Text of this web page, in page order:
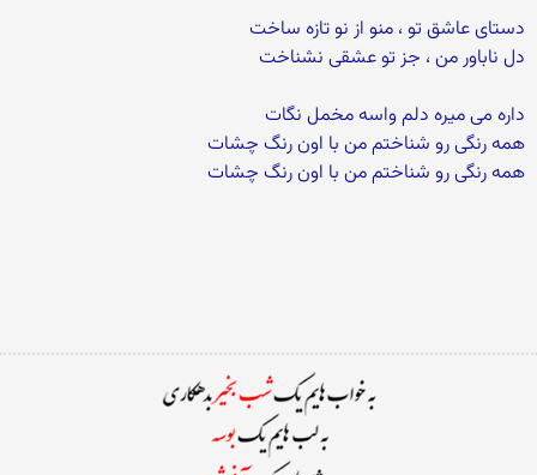
دستای عاشق تو ، منو از نو تازه ساخت
دل ناباور من ، جز تو عشقی نشناخت
داره می میره دلم واسه مخمل نگات
همه رنگی رو شناختم من با اون رنگ چشات
همه رنگی رو شناختم من با اون رنگ چشات